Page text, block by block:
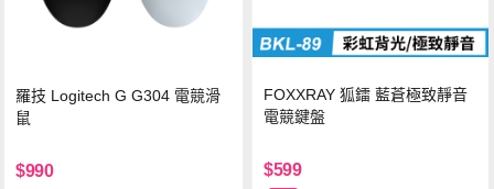
羅技 Logitech G G304 電競滑
鼠
$990
FOXXRAY 狐鐳 藍蒼極致靜音
電競鍵盤
$599